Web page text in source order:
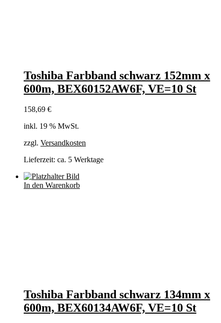
Toshiba Farbband schwarz 152mm x
600m, BEX60152AW6F, VE=10 St
158,69 €
inkl. 19 % MwSt.
zzgl. Versandkosten
Lieferzeit: ca. 5 Werktage
In den Warenkorb
Toshiba Farbband schwarz 134mm x
600m, BEX60134AW6F, VE=10 St